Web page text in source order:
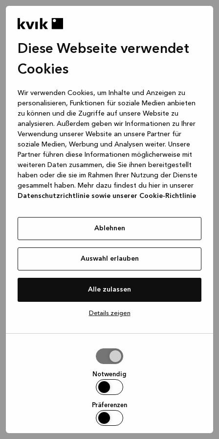
Diese Webseite verwendet
Cookies
Wir verwenden Cookies, um Inhalte und Anzeigen zu
personalisieren, Funktionen für soziale Medien anbieten
zu können und die Zugriffe auf unsere Website zu
analysieren. Außerdem geben wir Informationen zu Ihrer
Verwendung unserer Website an unsere Partner für
soziale Medien, Werbung und Analysen weiter. Unsere
Partner führen diese Informationen möglicherweise mit
weiteren Daten zusammen, die Sie ihnen bereitgestellt
haben oder die sie im Rahmen Ihrer Nutzung der Dienste
gesammelt haben. Mehr dazu findest du hier in unserer
Datenschutzrichtlinie sowie unserer Cookie-Richtlinie
Ablehnen
Auswahl erlauben
Alle zulassen
Details zeigen
Notwendig
Präferenzen
loadingwww.kvik.de (see the browser console for more
information)